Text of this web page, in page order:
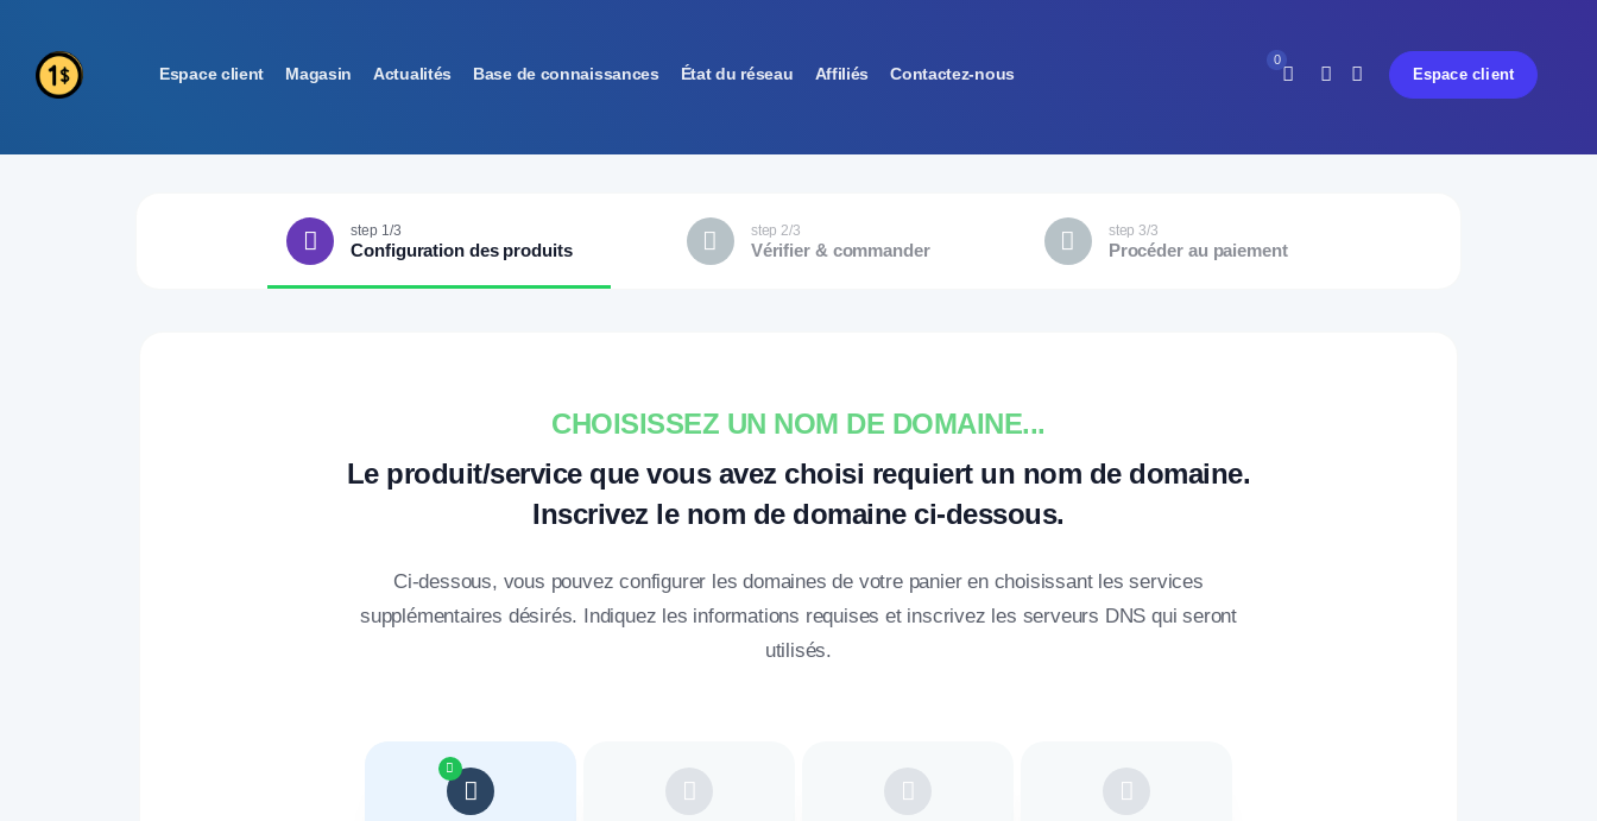
Espace client Magasin Actualités Base de connaissances État du réseau Affiliés Contactez-nous
0
Vous n'avez pas de notification
Espace client
step 1/3
Configuration des produits
step 2/3
Vérifier & commander
step 3/3
Procéder au paiement
CHOISISSEZ UN NOM DE DOMAINE...
Le produit/service que vous avez choisi requiert un nom de domaine.
Inscrivez le nom de domaine ci-dessous.
Ci-dessous, vous pouvez configurer les domaines de votre panier en choisissant les services
supplémentaires désirés. Indiquez les informations requises et inscrivez les serveurs DNS qui seront
utilisés.